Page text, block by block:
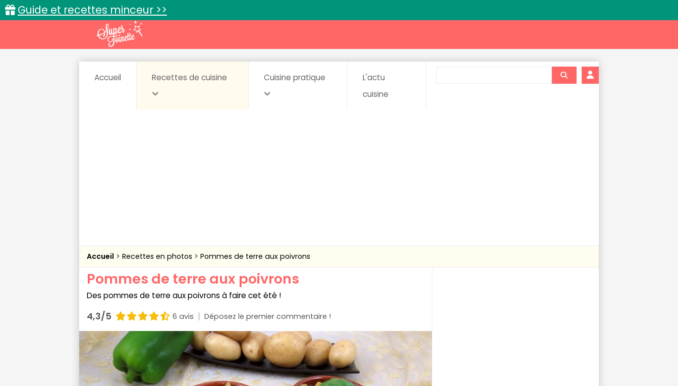
Guide et recettes minceur >>
Accueil Recettes de cuisine Cuisine pratique
L'actu
cuisine
Accueil Recettes en photos Pommes de terre aux poivrons
Pommes de terre aux poivrons
Des pommes de terre aux poivrons à faire cet été !
4,3/5 6 avis Déposez le premier commentaire !